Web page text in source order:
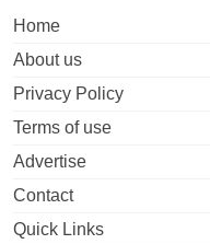
Home
About us
Privacy Policy
Terms of use
Advertise
Contact
Quick Links